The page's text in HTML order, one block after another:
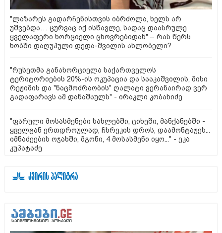
"ლაზარეს გადარჩენისთვის იბრძოლა, ხელს არ
უშვებდა… ცურვაც იქ ისწავლე, სადაც დაასრულე
ყველაფერი ხორციელი ცხოვრებიდან" – რას წერს
ხობში დაღუპული დედა-შვილის ახლობელი?
"რუსეთმა განახორციელა საქართველოს
ტერიტორიების 20%-ის ოკუპაცია და სააკაშვილის, მისი
რეჟიმის და "ნაცმოძრაობის" ღალატი ვერანაირად ვერ
გადაფარავს ამ დანაშაულს" - ირაკლი კობახიძე
"ფარული მოსასმენები სახლებში, ციხეში, მანქანებში -
ყველგან ერთდროულად, ჩხრეკის დროს, დაამონტაჟეს...
იმნაძეების ოჯახში, მგონი, 4 მოსასმენი იყო..." - ეკა
კუპატაძე